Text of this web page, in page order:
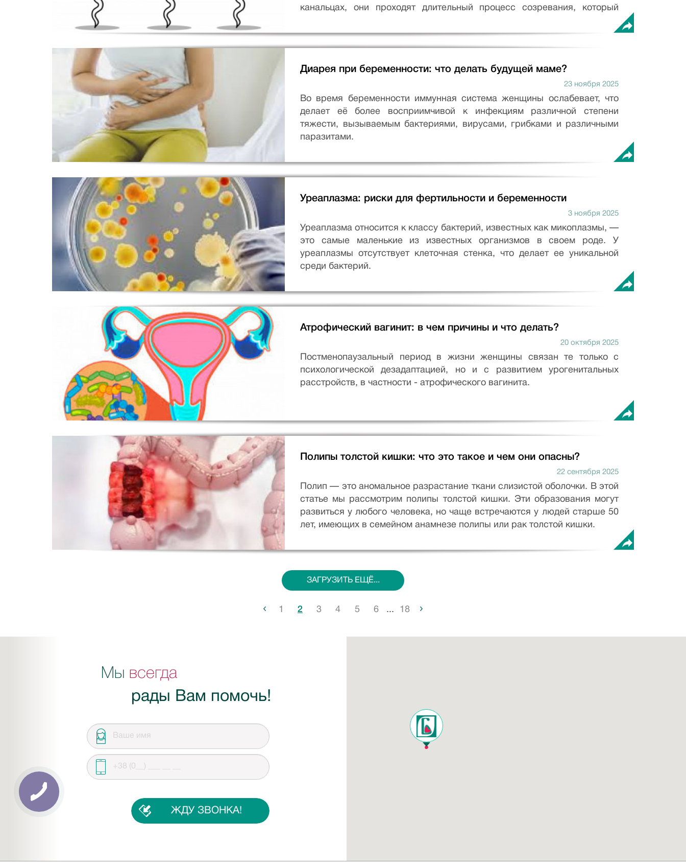
канальцах, они проходят длительный процесс созревания, который
Диарея при беременности: что делать будущей маме?
23 ноября 2025
Во время беременности иммунная система женщины ослабевает, что
делает её более восприимчивой к инфекциям различной степени
тяжести, вызываемым бактериями, вирусами, грибками и различными
паразитами.
Уреаплазма: риски для фертильности и беременности
3 ноября 2025
Уреаплазма относится к классу бактерий, известных как микоплазмы, —
это самые маленькие из известных организмов в своем роде. У
уреаплазмы отсутствует клеточная стенка, что делает ее уникальной
среди бактерий.
Атрофический вагинит: в чем причины и что делать?
20 октября 2025
Постменопаузальный период в жизни женщины связан те только с
психологической дезадаптацией, но и с развитием урогенитальных
расстройств, в частности - атрофического вагинита.
Полипы толстой кишки: что это такое и чем они опасны?
22 сентября 2025
Полип — это аномальное разрастание ткани слизистой оболочки. В этой
статье мы рассмотрим полипы толстой кишки. Эти образования могут
развиться у любого человека, но чаще встречаются у людей старше 50
лет, имеющих в семейном анамнезе полипы или рак толстой кишки.
ЗАГРУЗИТЬ ЕЩЁ...
...
Мы всегда
рады Вам помочь!